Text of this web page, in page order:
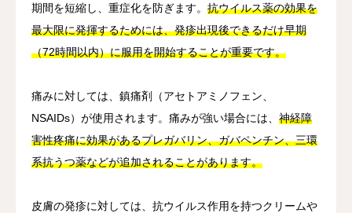
期間を短縮し、重症化を防ぎます。 抗ウイルス薬の効果を
最大限に発揮するためには、発疹出現後できるだけ早期
（72時間以内）に服用を開始することが重要です。
痛みに対しては、鎮痛剤（アセトアミノフェン、
NSAIDs）が使用されます。痛みが強い場合には、 神経障
害性疼痛に効果があるプレガバリン、ガバペンチン、三環
系抗うつ薬などが追加されることがあります。
皮膚の発疹に対しては、抗ウイルス作用を持つクリームや